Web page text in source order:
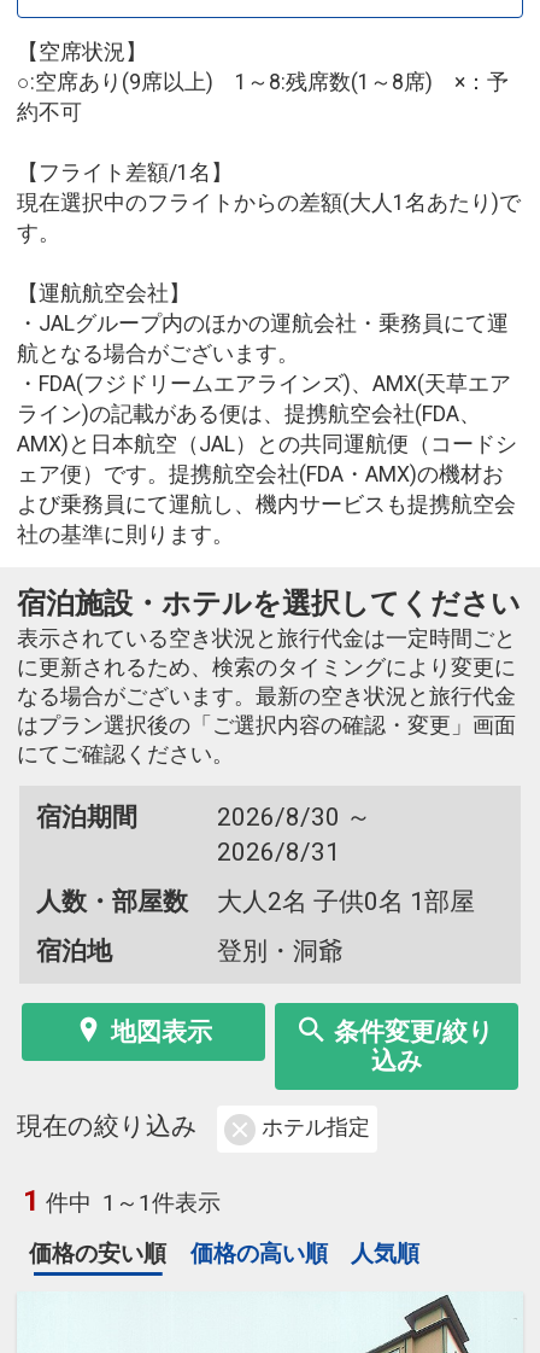
【空席状況】
○:空席あり(9席以上) 1～8:残席数(1～8席) ×：予
約不可
【フライト差額/1名】
現在選択中のフライトからの差額(大人1名あたり)で
す。
【運航航空会社】
・JALグループ内のほかの運航会社・乗務員にて運
航となる場合がございます。
・FDA(フジドリームエアラインズ)、AMX(天草エア
ライン)の記載がある便は、提携航空会社(FDA、
AMX)と日本航空（JAL）との共同運航便（コードシ
ェア便）です。提携航空会社(FDA・AMX)の機材お
よび乗務員にて運航し、機内サービスも提携航空会
社の基準に則ります。
宿泊施設・ホテルを選択してください
表示されている空き状況と旅行代金は一定時間ごと
に更新されるため、検索のタイミングにより変更に
なる場合がございます。最新の空き状況と旅行代金
はプラン選択後の「ご選択内容の確認・変更」画面
にてご確認ください。
宿泊期間
2026/8/30 ～
2026/8/31
人数・部屋数
大人2名 子供0名 1部屋
宿泊地
登別・洞爺
地図表示
条件変更/絞り
込み
現在の絞り込み ホテル指定
1 件中 1～1件表示
価格の安い順
価格の高い順 人気順